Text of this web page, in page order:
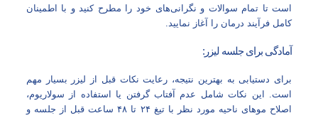
است تا تمام سوالات و نگرانی‌های خود را مطرح کنید و با اطمینان
کامل فرآیند درمان را آغاز نمایید.
آمادگی برای جلسه لیزر:
برای دستیابی به بهترین نتیجه، رعایت نکات قبل از لیزر بسیار مهم
است. این نکات شامل عدم آفتاب گرفتن یا استفاده از سولاریوم،
اصلاح موهای ناحیه مورد نظر با تیغ ۲۴ تا ۴۸ ساعت قبل از جلسه و